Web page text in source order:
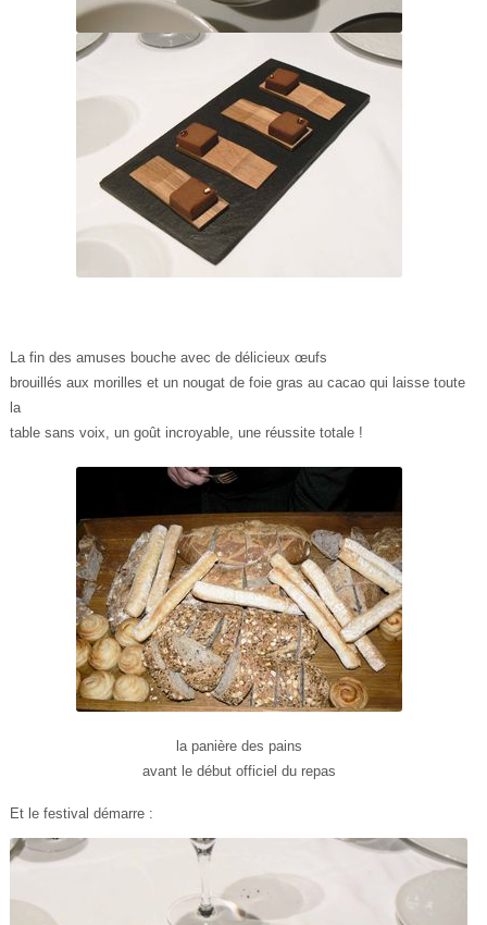
La fin des amuses bouche avec de délicieux œufs
brouillés aux morilles et un nougat de foie gras au cacao qui laisse toute
la
table sans voix, un goût incroyable, une réussite totale !
la panière des pains
avant le début officiel du repas
Et le festival démarre :